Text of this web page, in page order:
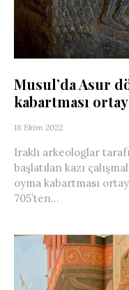
Musul’da Asur
kabartması
18 Ekim 2022
Iraklı arkeologlar
başlatılan kazı
oyma kabartması
705’ten...